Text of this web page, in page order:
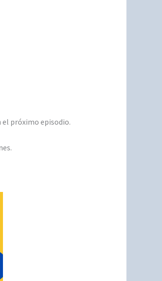
el próximo episodio.